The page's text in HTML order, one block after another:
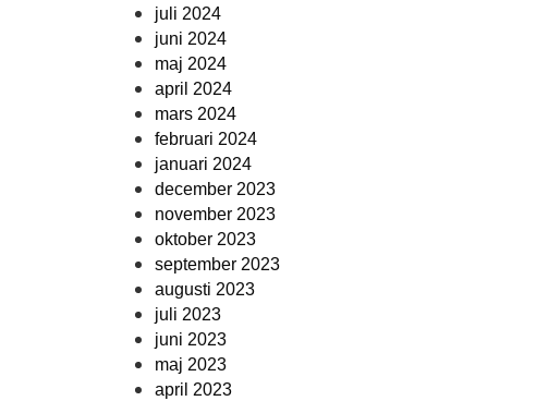
juli 2024
juni 2024
maj 2024
april 2024
mars 2024
februari 2024
januari 2024
december 2023
november 2023
oktober 2023
september 2023
augusti 2023
juli 2023
juni 2023
maj 2023
april 2023